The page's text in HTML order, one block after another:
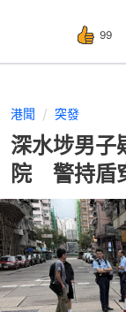
99
港聞 突發
深水埗男
院 警持盾